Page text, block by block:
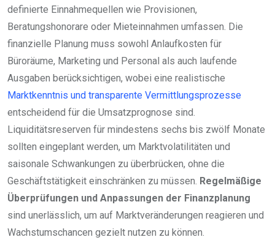
definierte Einnahmequellen wie Provisionen,
Beratungshonorare oder Mieteinnahmen umfassen. Die
finanzielle Planung muss sowohl Anlaufkosten für
Büroräume, Marketing und Personal als auch laufende
Ausgaben berücksichtigen, wobei eine realistische
Marktkenntnis und transparente Vermittlungsprozesse
entscheidend für die Umsatzprognose sind.
Liquiditätsreserven für mindestens sechs bis zwölf Monate
sollten eingeplant werden, um Marktvolatilitäten und
saisonale Schwankungen zu überbrücken, ohne die
Geschäftstätigkeit einschränken zu müssen. Regelmäßige
Überprüfungen und Anpassungen der Finanzplanung
sind unerlässlich, um auf Marktveränderungen reagieren und
Wachstumschancen gezielt nutzen zu können.